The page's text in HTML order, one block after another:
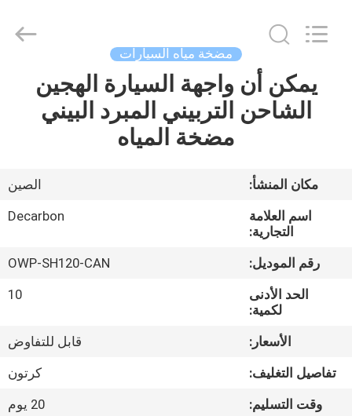
منزل
أشرطة
فيديو
حول
في
المعمل
Technology
مضخة مياه السيارات
يمكن أن واجهة السيارة الهجين
الشاحن التربيني المبرد البيني
مضخة المياه
مكان المنشأ:
الصين
اسم العلامة
التجارية:
Decarbon
رقم الموديل:
OWP-SH120-CAN
الحد الأدنى
لكمية:
10
الأسعار:
قابل للتفاوض
تفاصيل التغليف:
كرتون
وقت التسليم:
20 يوم